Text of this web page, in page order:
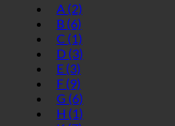
A (2)
B (6)
C (1)
D (3)
E (3)
F (9)
G (6)
H (1)